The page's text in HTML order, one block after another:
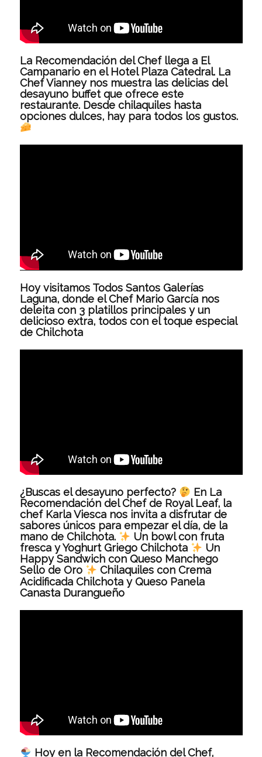
La Recomendación del Chef llega a El
Campanario en el Hotel Plaza Catedral. La
Chef Vianney nos muestra las delicias del
desayuno buffet que ofrece este
restaurante. Desde chilaquiles hasta
opciones dulces, hay para todos los gustos.
Hoy visitamos Todos Santos Galerías
Laguna, donde el Chef Mario García nos
deleita con 3 platillos principales y un
delicioso extra, todos con el toque especial
de Chilchota
¿Buscas el desayuno perfecto?
En La
Recomendación del Chef de Royal Leaf, la
chef Karla Viesca nos invita a disfrutar de
sabores únicos para empezar el día, de la
mano de Chilchota.
Un bowl con fruta
fresca y Yoghurt Griego Chilchota
Un
Happy Sandwich con Queso Manchego
Sello de Oro
Chilaquiles con Crema
Acidificada Chilchota y Queso Panela
Canasta Durangueño
Hoy en la Recomendación del Chef,